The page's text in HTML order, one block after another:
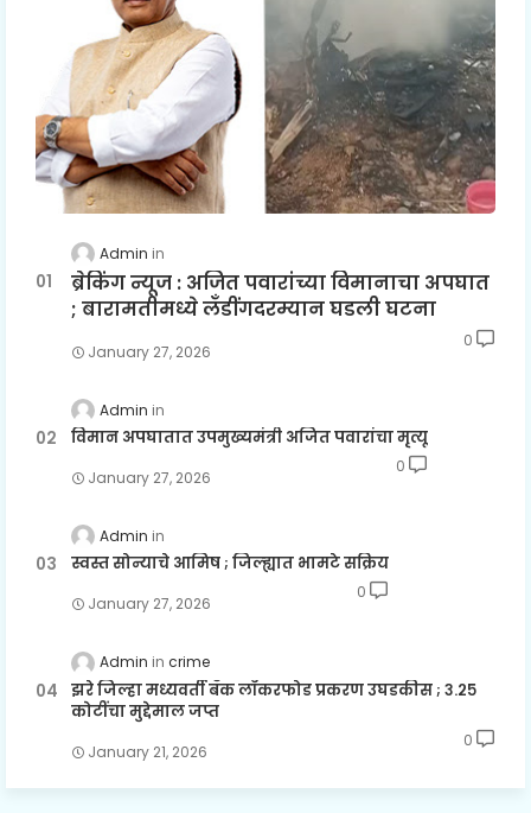
Admin
ब्रेकिंग न्यूज : अजित पवारांच्या विमानाचा अपघात
; बारामतीमध्ये लॅंडींगदरम्यान घडली घटना
January 27, 2026
0
Admin
विमान अपघातात उपमुख्यमंत्री अजित पवारांचा मृत्यू
January 27, 2026
0
Admin
स्वस्त सोन्याचे आमिष ; जिल्ह्यात भामटे सक्रिय
January 27, 2026
0
Admin crime
झरे जिल्हा मध्यवर्ती बँक लॉकरफोड प्रकरण उघडकीस ; ३.२५
कोटींचा मुद्देमाल जप्त
January 21, 2026
0